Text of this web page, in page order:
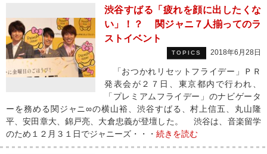
渋谷すばる「疲れを顔に出したくな
い」！？ 関ジャニ７人揃ってのラ
ストイベント
TOPICS 2018年6月28日
「おつかれリセットフライデー」ＰＲ
発表会が２７日、東京都内で行われ、
「プレミアムフライデー」のナビゲータ
ーを務める関ジャニ∞の横山裕、渋谷すばる、村上信五、丸山隆
平、安田章大、錦戸亮、大倉忠義が登壇した。 渋谷は、音楽留学
のため１２月３１日でジャニーズ・・・ 続きを読む